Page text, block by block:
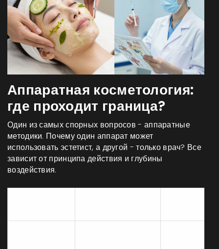
Аппаратная косметология:
где проходит граница?
Один из самых спорных вопросов - аппаратные
методики. Почему один аппарат может
использовать эстетист, а другой - только врач? Все
зависит от принципа действия и глубины
воздействия.